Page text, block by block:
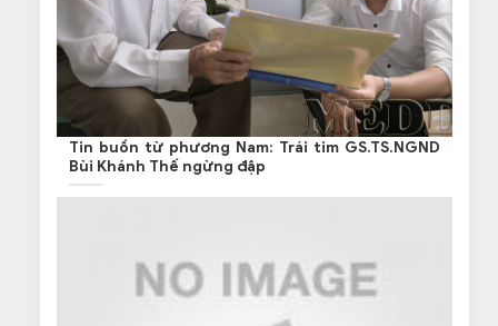
Tin buồn từ phương Nam: Trái tim GS.TS.NGND
Bùi Khánh Thế ngừng đập